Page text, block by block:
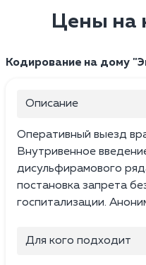
Цены на
Кодирование на дому
Описание
Оперативный выезд
Внутривенное
дисульфирамового
постановка запрета
госпитализации.
Для кого подходит